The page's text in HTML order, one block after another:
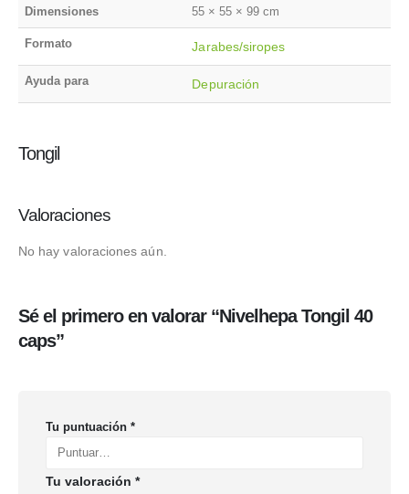
Dimensiones 55 × 55 × 99 cm
Formato Jarabes/siropes
Ayuda para Depuración
Tongil
Valoraciones
No hay valoraciones aún.
Sé el primero en valorar “Nivelhepa Tongil 40
caps”
Tu puntuación *
Tu valoración *